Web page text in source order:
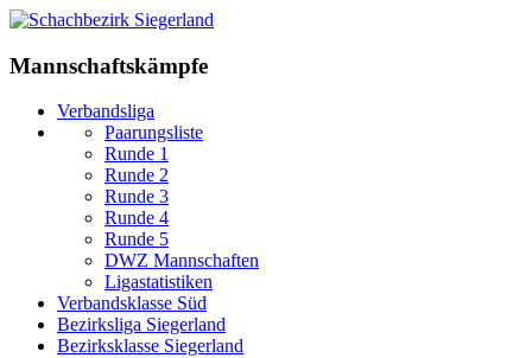
Mannschaftskämpfe
Verbandsliga
Paarungsliste
Runde 1
Runde 2
Runde 3
Runde 4
Runde 5
DWZ Mannschaften
Ligastatistiken
Verbandsklasse Süd
Bezirksliga Siegerland
Bezirksklasse Siegerland